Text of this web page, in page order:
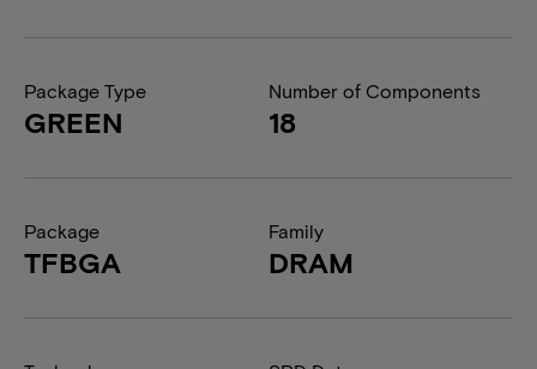
Package Type
GREEN
Number of Components
18
Package
TFBGA
Family
DRAM